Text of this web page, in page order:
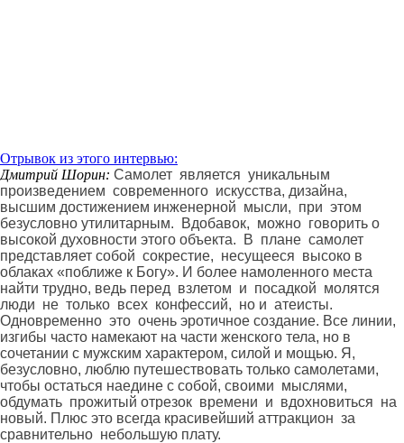
Отрывок из этого интервью:
Дмитрий Шорин: Самолет является уникальным
произведением современного искусства, дизайна,
высшим достижением инженерной мысли, при этом
безусловно утилитарным. Вдобавок, можно говорить о
высокой духовности этого объекта. В плане самолет
представляет собой сокрестие, несущееся высоко в
облаках «поближе к Богу». И более намоленного места
найти трудно, ведь перед взлетом и посадкой молятся
люди не только всех конфессий, но и атеисты.
Одновременно это очень эротичное создание. Все линии,
изгибы часто намекают на части женского тела, но в
сочетании с мужским характером, силой и мощью. Я,
безусловно, люблю путешествовать только самолетами,
чтобы остаться наедине с собой, своими мыслями,
обдумать прожитый отрезок времени и вдохновиться на
новый. Плюс это всегда красивейший аттракцион за
сравнительно небольшую плату.